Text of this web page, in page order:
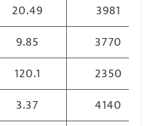
20.49
3981
9.85
3770
120.1
2350
3.37
4140